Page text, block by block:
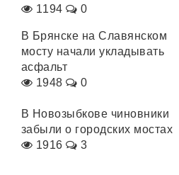
1194
0
В Брянске на Славянском
мосту начали укладывать
асфальт
1948
0
В Новозыбкове чиновники
забыли о городских мостах
1916
3